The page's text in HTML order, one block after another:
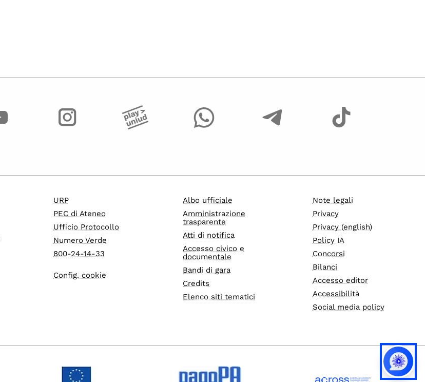
URP
PEC di Ateneo
Ufficio Protocollo
Numero Verde
800-24-14-33
Config. cookie
Albo ufficiale
Amministrazione
trasparente
Atti di notifica
Accesso civico e
documentale
Bandi di gara
Credits
Elenco siti tematici
Note legali
Privacy
Privacy (english)
Policy IA
Concorsi
Bilanci
Accesso editor
Accessibilità
Social media policy